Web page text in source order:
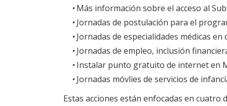
•Más información sobre el acceso al
•Jornadas de postulación para el
•Jornadas de especialidades médicas
•Jornadas de empleo, inclusión
•Instalar punto gratuito de internet en
•Jornadas móvlies de servicios de
Estas acciones están enfocadas en